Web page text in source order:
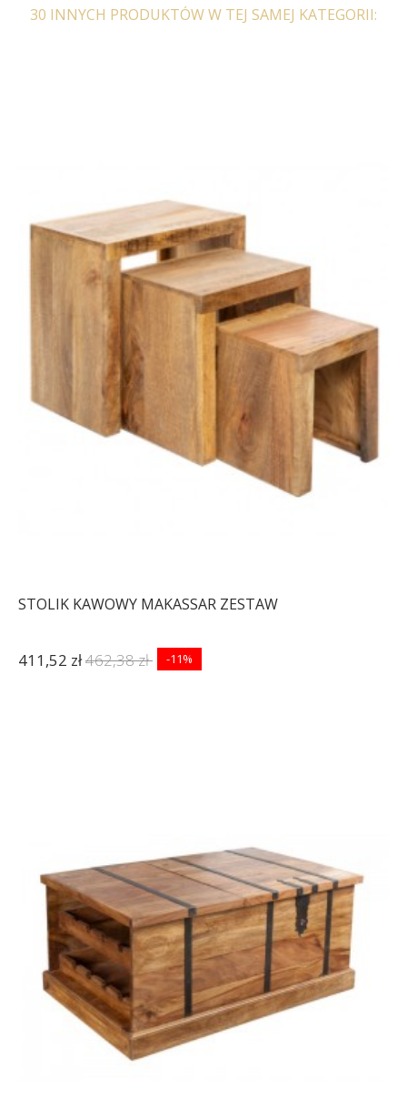
30 INNYCH PRODUKTÓW W TEJ SAMEJ KATEGORII:
STOLIK KAWOWY MAKASSAR ZESTAW
411,52 zł462,38 zł -11%